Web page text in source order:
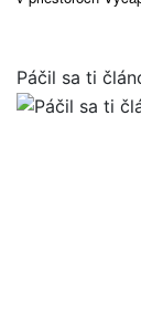
Páčil sa ti